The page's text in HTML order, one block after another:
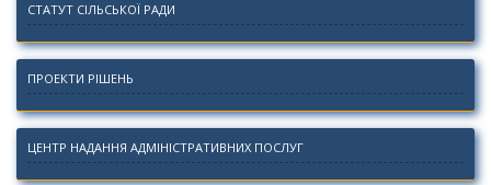
СТАТУТ СІЛЬСЬКОЇ РАДИ
ПРОЕКТИ РІШЕНЬ
ЦЕНТР НАДАННЯ АДМІНІСТРАТИВНИХ ПОСЛУГ